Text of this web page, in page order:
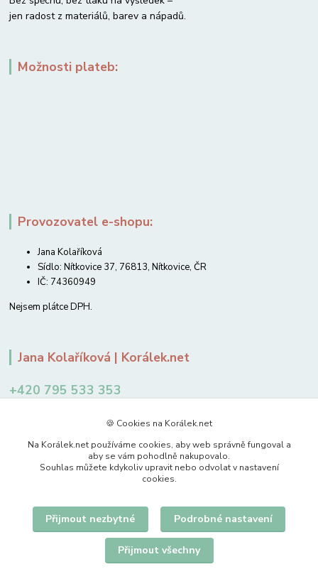
jen radost z materiálů, barev a nápadů.
Možnosti plateb:
Provozovatel e-shopu:
Jana Kolaříková
Sídlo: Nítkovice 37, 76813, Nítkovice, ČR
IČ: 74360949
Nejsem plátce DPH.
Jana Kolaříková | Korálek.net
+420 795 533 353
Upravit sběr cookies.
🍪 Cookies na Korálek.net
Na Korálek.net používáme cookies, aby web správně fungoval a
aby se vám pohodlně nakupovalo.
Souhlas můžete kdykoliv upravit nebo odvolat v nastavení
cookies.
Přijmout nezbytné Podrobné nastavení
Přijmout všechny